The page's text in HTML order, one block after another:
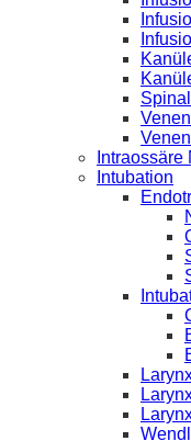
Intraossäre
Intubation